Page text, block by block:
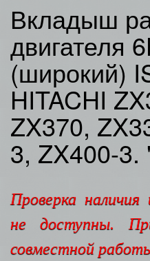
Вкладыш
двигателя
(широкий)
HITACHI
ZX370,
3, ZX400-3.
Проверка
не доступны.
совместной